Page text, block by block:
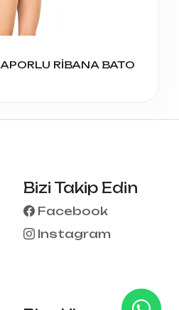
RİBANA BATO
Bizi Takip Edin
Facebook
Instagram